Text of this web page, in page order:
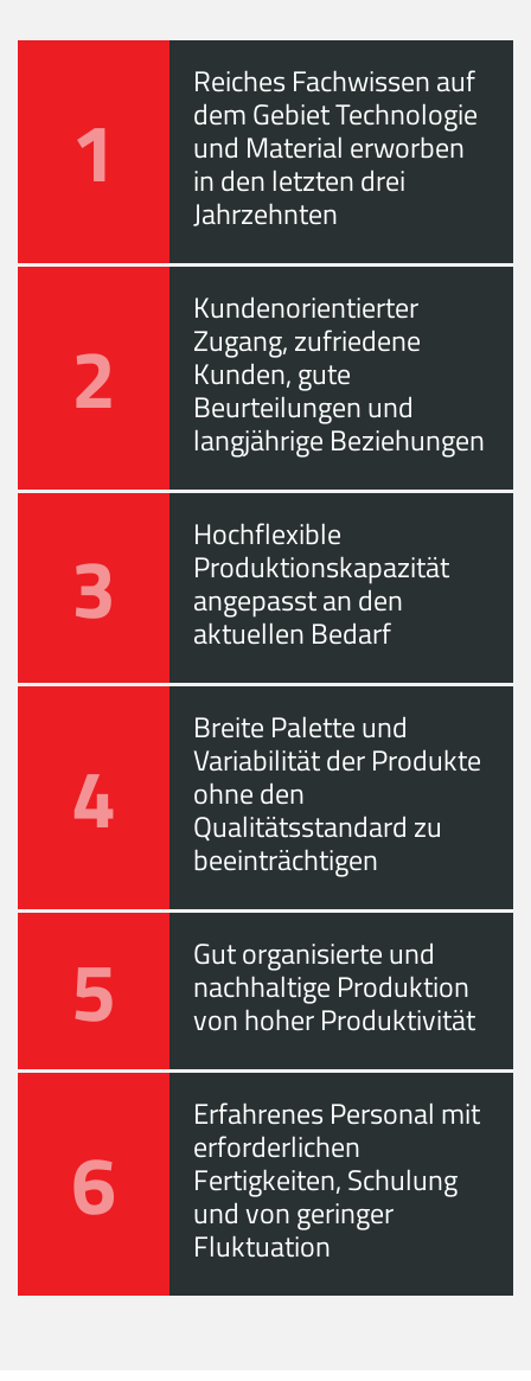
1
Reiches Fachwissen auf
dem Gebiet Technologie
und Material erworben
in den letzten drei
Jahrzehnten
2
Kundenorientierter
Zugang, zufriedene
Kunden, gute
Beurteilungen und
langjährige Beziehungen
3 Hochflexible
Produktionskapazität
angepasst an den
aktuellen Bedarf
4
Breite Palette und
Variabilität der Produkte
ohne den
Qualitätsstandard zu
beeinträchtigen
5 Gut organisierte und
nachhaltige Produktion
von hoher Produktivität
6
Erfahrenes Personal mit
erforderlichen
Fertigkeiten, Schulung
und von geringer
Fluktuation